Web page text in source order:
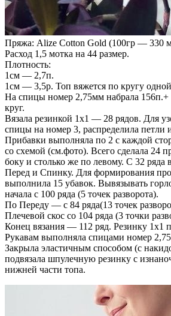
Пряжа: Alize Cotton Gold (100гр — 330
Расход 1,5 мотка на 44 размер.
Плотность:
1см — 2,7п.
1см — 3,5р. Топ вяжется по кругу
На спицы номер 2,75мм набрала 156п.+
круг.
Вязала резинкой 1х1 — 28 рядов. Для
спицы на номер 3, распределила петли
Прибавки выполняла по 2 с каждой
со схемой (см.фото). Всего сделала 24
боку и столько же по левому. С 32 ряда
Перед и Спинку. Для формирования
выполнила 15 убавок. Вывязывать
начала с 100 ряда (5 точек разворота).
По Переду — с 84 ряда(13 точек
Плечевой скос со 104 ряда (3 точки
Конец вязания — 112 ряд. Резинку 1х1
Рукавам выполняла спицами номер
Закрыла эластичным способом (с
подвязала шпулечную резинку с
нижней части топа.